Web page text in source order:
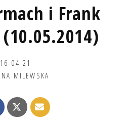
i Frank
04-21
MILEWSKA